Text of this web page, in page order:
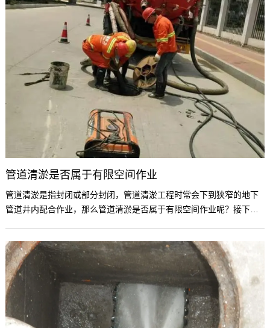
管道清淤是否属于有限空间作业
管道清淤是指封闭或部分封闭，管道清淤工程时常会下到狭窄的地下
管道井内配合作业，那么管道清淤是否属于有限空间作业呢？接下来